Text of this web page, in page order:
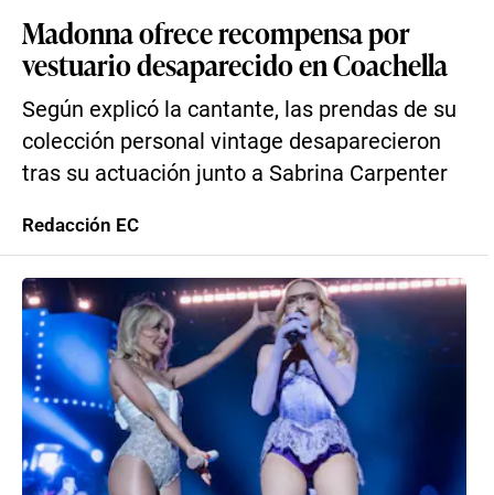
Madonna ofrece recompensa por
vestuario desaparecido en Coachella
Según explicó la cantante, las prendas de su
colección personal vintage desaparecieron
tras su actuación junto a Sabrina Carpenter
Redacción EC